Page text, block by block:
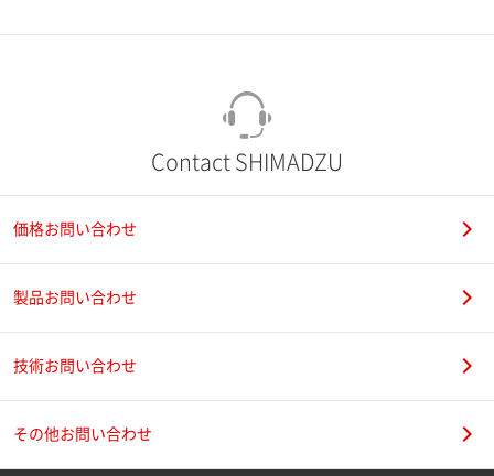
Contact SHIMADZU
価格お問い合わせ
製品お問い合わせ
技術お問い合わせ
その他お問い合わせ